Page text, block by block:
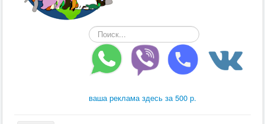
Искать...
ваша реклама здесь за 500 р.